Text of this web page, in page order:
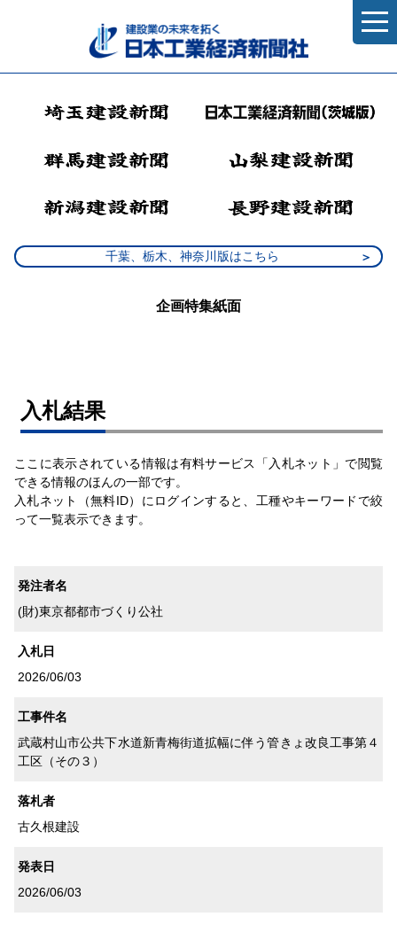
千葉、栃木、神奈川版はこちら
企画特集紙面
⼊札結果
ここに表示されている情報は有料サービス「入札ネット」で閲覧
できる情報のほんの一部です。
入札ネット（無料ID）にログインすると、工種やキーワードで絞
って一覧表示できます。
発注者名
(財)東京都都市づくり公社
入札日
2026/06/03
工事件名
武蔵村山市公共下水道新青梅街道拡幅に伴う管きょ改良工事第４
工区（その３）
落札者
古久根建設
発表日
2026/06/03